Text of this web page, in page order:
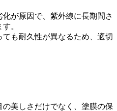
が原因で、紫外線に長期間さ
。
も耐久性が異なるため、適切
美しさだけでなく、塗膜の保